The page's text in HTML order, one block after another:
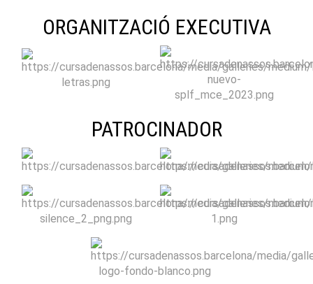
ORGANITZACIÓ EXECUTIVA
PATROCINADOR